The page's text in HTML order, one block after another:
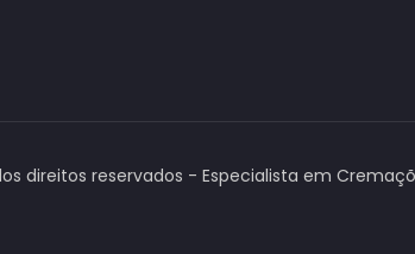
direitos reservados - Especialista em